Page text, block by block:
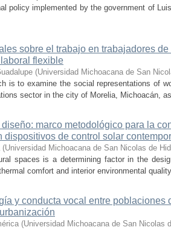
policy implemented by the government of
sobre el trabajo en trabajadores
flexible
(Universidad Michoacana de San
is to examine the social representations of
sector in the city of Morelia, Michoacán,
diseño: marco metodológico para la
dispositivos de control solar
(Universidad Michoacana de San Nicolas de
spaces is a determining factor in the
comfort and interior environmental
y conducta vocal entre poblaciones
(Universidad Michoacana de San Nicolas